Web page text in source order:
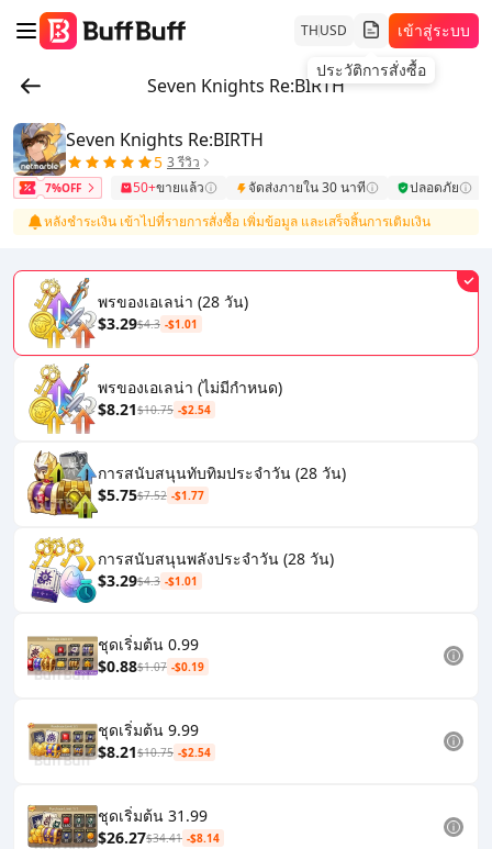
THUSD
ประวัติการสั่งซื้อ
เข้าสู่ระบบ
Seven Knights Re:BIRTH
Seven Knights Re:BIRTH
5 3 รีวิว
7%OFF 50+ขายแล้ว จัดส่งภายใน 30 นาที
ปลอดภัย
หลังชำระเงิน เข้าไปที่รายการสั่งซื้อ เพิ่มข้อมูล และเสร็จสิ้นการเติมเงิน
พรของเอเลน่า (28 วัน)
$3.29$4.3 -$1.01
พรของเอเลน่า (ไม่มีกำหนด)
$8.21$10.75 -$2.54
การสนับสนุนทับทิมประจำวัน (28 วัน)
$5.75$7.52 -$1.77
การสนับสนุนพลังประจำวัน (28 วัน)
$3.29$4.3 -$1.01
ชุดเริ่มต้น 0.99
$0.88$1.07 -$0.19
ชุดเริ่มต้น 9.99
$8.21$10.75 -$2.54
ชุดเริ่มต้น 31.99
$26.27$34.41 -$8.14